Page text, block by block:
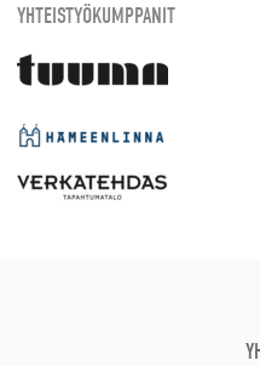
YHTEISTYÖKUMPPANIT